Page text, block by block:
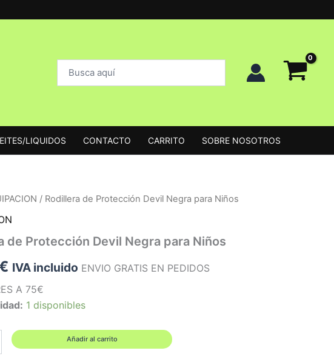
Buscar
productos
LIQUIDOS CONTACTO CARRITO SOBRE NOSOTROS
/ Rodillera de Protección Devil Negra para Niños
de Protección Devil Negra para Niños
IVA incluido ENVIO GRATIS EN PEDIDOS
A 75€
1 disponibles
Añadir al carrito